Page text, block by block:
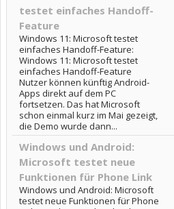
testet einfaches Handoff-
Feature
Windows 11: Microsoft testet
einfaches Handoff-Feature:
Windows 11: Microsoft testet
einfaches Handoff-Feature
Nutzer können künftig Android-
Apps direkt auf dem PC
fortsetzen. Das hat Microsoft
schon einmal kurz im Mai gezeigt,
die Demo wurde dann...
Windows und Android:
Microsoft testet neue
Funktionen für Phone Link
Windows und Android: Microsoft
testet neue Funktionen für Phone